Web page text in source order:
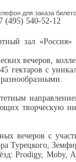
для заказа
(495) 540-52-12
зал
вечеров,
с
творческую
вечеров с
Турецкого,
Prodigy, Moby,